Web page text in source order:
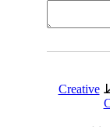
Creative